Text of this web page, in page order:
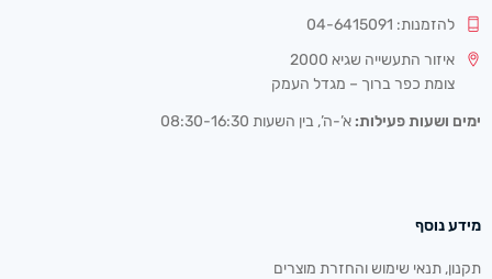
להזמנות: 04-6415091
איזור התעשייה שגיא 2000
צומת כפר ברוך – מגדל העמק
ימים ושעות פעילות: א’-ה’, בין השעות 08:30-16:30
מידע נוסף
תקנון, תנאי שימוש והחזרת מוצרים